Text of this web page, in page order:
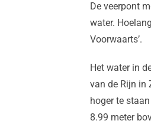
De veerpont
water.
Voorwaarts’.
Het water in
van de Rijn in
hoger te
8.99 meter